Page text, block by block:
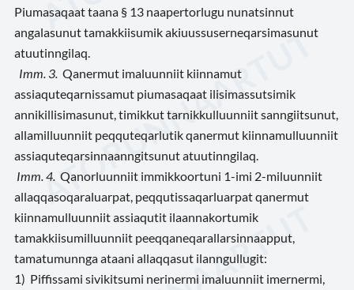
Piumasaqaat taana § 13 naapertorlugu nunatsinnut
angalasunut tamakkiisumik akiuussuserneqarsimasunut
atuutinngilaq.
Imm. 3. Qanermut imaluunniit kiinnamut
assiaquteqarnissamut piumasaqaat ilisimassutsimik
annikillisimasunut, timikkut tarnikkulluunniit sanngiitsunut,
allamilluunniit peqquteqarlutik qanermut kiinnamulluunniit
assiaquteqarsinnaanngitsunut atuutinngilaq.
Imm. 4. Qanorluunniit immikkoortuni 1-imi 2-miluunniit
allaqqasoqaraluarpat, peqqutissaqarluarpat qanermut
kiinnamulluunniit assiaqutit ilaannakortumik
tamakkiisumilluunniit peeqqaneqarallarsinnaapput,
tamatumunnga ataani allaqqasut ilanngullugit:
1) Piffissami sivikitsumi nerinermi imaluunniit imernermi,